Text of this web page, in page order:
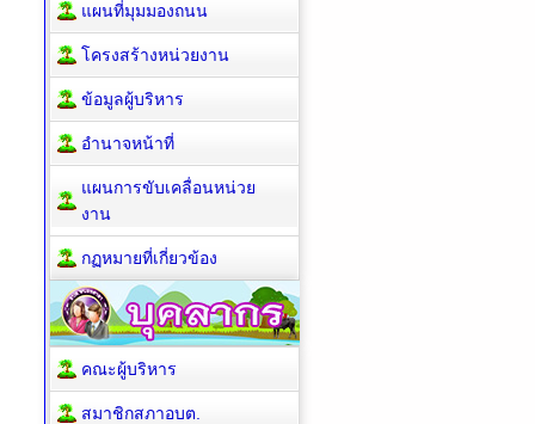
แผนที่มุมมองถนน
โครงสร้างหน่วยงาน
ข้อมูลผู้บริหาร
อำนาจหน้าที่
แผนการขับเคลื่อนหน่วย
งาน
กฏหมายที่เกี่ยวข้อง
คณะผู้บริหาร
สมาชิกสภาอบต.